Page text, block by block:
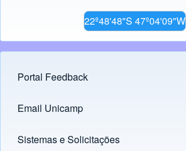
22º48'48"S 47º04'09"W
Footer menu
Portal Feedback
Links
Email Unicamp
(opens in new tab)
Sistemas e Solicitações
(opens in new tab)